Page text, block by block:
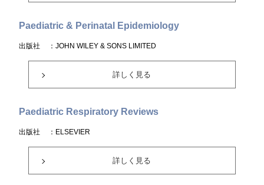
Paediatric & Perinatal Epidemiology
出版社 ：JOHN WILEY & SONS LIMITED
詳しく見る
Paediatric Respiratory Reviews
出版社 ：ELSEVIER
詳しく見る